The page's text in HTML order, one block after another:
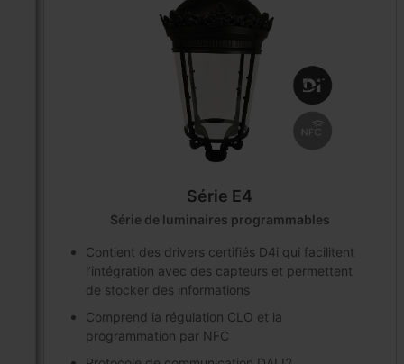
Série E4
Série de luminaires programmables
Contient des drivers certifiés D4i qui facilitent
l’intégration avec des capteurs et permettent
de stocker des informations
Comprend la régulation CLO et la
programmation par NFC